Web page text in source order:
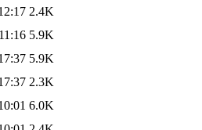
2.4K
5.9K
5.9K
2.3K
6.0K